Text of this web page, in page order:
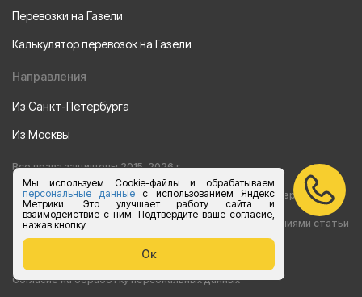
Мы используем Cookie-файлы и обрабатываем
персональные данныес использованием Яндекс
Метрики. Это улучшает работу сайта и
взаимодействие с ним. Подтвердите ваше согласие,
нажав кнопку
Ок
Перевозки на Газели
Калькулятор перевозок на Газели
Направления
Из Санкт-Петербурга
Из Москвы
Все права защищены 2015-2026 г.
Информация на сайте носит ознакомительный характер и не
является публичной офертой, определяемой положениями статьи
437 Гражданского кодекса РФ
Согласие на обработку персональных данных